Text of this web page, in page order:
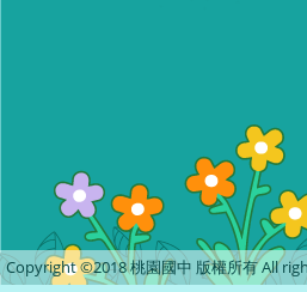
Copyright ©2018 桃園國中 版權所有 All